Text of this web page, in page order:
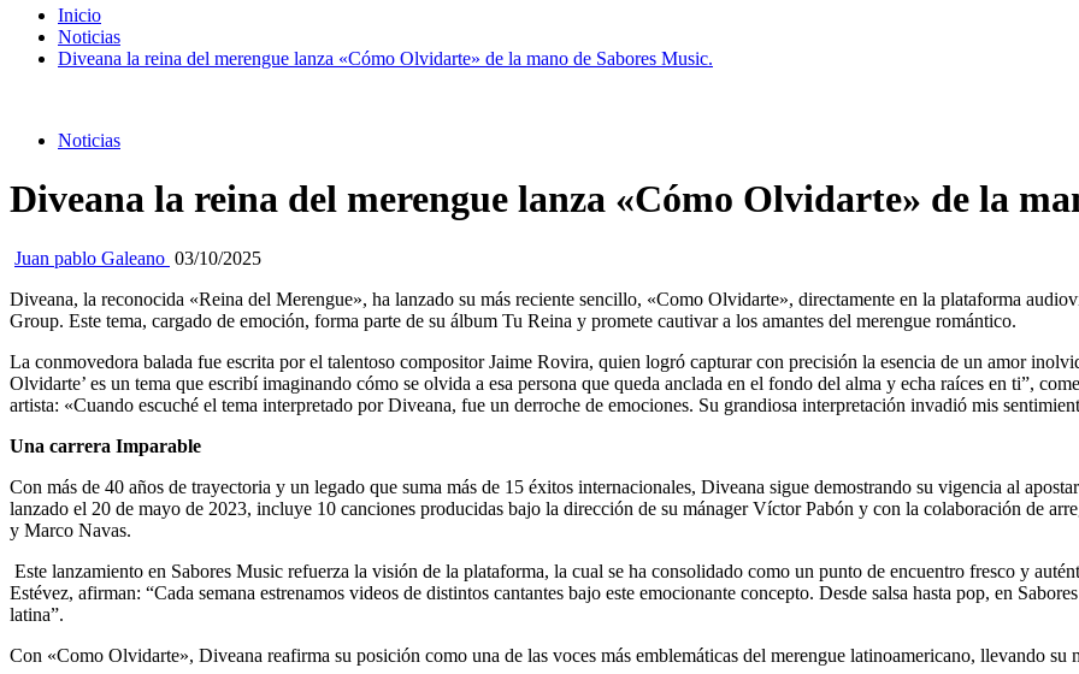
Inicio
Noticias
Diveana la reina del merengue lanza «Cómo Olvidarte» de la mano de Sabores Music.
Noticias
Diveana la reina del merengue lanza «Cómo Olvidarte» de la
Juan pablo Galeano 03/10/2025
Diveana, la reconocida «Reina del Merengue», ha lanzado su más reciente sencillo, «Como Olvidarte», directamente en la plataforma
Group. Este tema, cargado de emoción, forma parte de su álbum Tu Reina y promete cautivar a los amantes del merengue romántico.
La conmovedora balada fue escrita por el talentoso compositor Jaime Rovira, quien logró capturar con precisión la esencia de un amor
Olvidarte’ es un tema que escribí imaginando cómo se olvida a esa persona que queda anclada en el fondo del alma y echa raíces en ti”,
artista: «Cuando escuché el tema interpretado por Diveana, fue un derroche de emociones. Su grandiosa interpretación invadió mis
Una carrera Imparable
Con más de 40 años de trayectoria y un legado que suma más de 15 éxitos internacionales, Diveana sigue demostrando su vigencia al
lanzado el 20 de mayo de 2023, incluye 10 canciones producidas bajo la dirección de su mánager Víctor Pabón y con la colaboración de
y Marco Navas.
Este lanzamiento en Sabores Music refuerza la visión de la plataforma, la cual se ha consolidado como un punto de encuentro fresco y
Estévez, afirman: “Cada semana estrenamos videos de distintos cantantes bajo este emocionante concepto. Desde salsa hasta pop, en
latina”.
Con «Como Olvidarte», Diveana reafirma su posición como una de las voces más emblemáticas del merengue latinoamericano, llevando su